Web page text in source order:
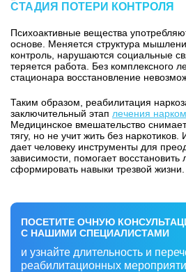
СТАДИЯ ПОТЕРИ КОНТРОЛЯ
Психоактивные вещества
основе. Меняется структура
контроль, нарушаются социальные
теряется работа. Без комплексного
стационара восстановление
Таким образом, реабилитация
заключительный этап лечения
Медицинское вмешательство
тягу, но не учит жить без
дает человеку инструменты для
зависимости, помогает восстановить
сформировать навыки трезвой жизни.
ПОСЕТИТЕ ОЧНУЮ
С НАШИМИ СПЕЦИАЛИСТАМИ
и узнайте длительность и
реабилитационных